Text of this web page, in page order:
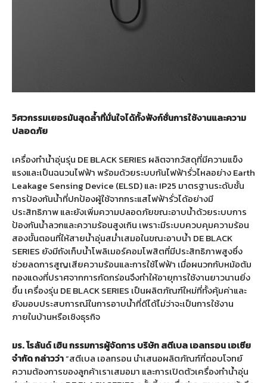
วิศวกรรมเยอรมันสุดล้ำที่มั่นใจได้ทั้งฟังก์ชั่นการใช้งานและความ
ปลอดภัย
เครื่องทำน้ำอุ่นรุ่น DE BLACK SERIES ผลิตจากวัสดุที่มีความแข็ง
แรงและเป็นฉนวนไฟฟ้า พร้อมด้วยระบบกันไฟฟ้ารั่วไหลอย่าง Earth
Leakage Sensing Device (ELSD) และ IP25 มาตรฐานระดับชั้น
การป้องกันน้ำที่ปกป้องผู้ใช้จากกระแสไฟฟ้ารั่วได้อย่างมี
ประสิทธิภาพ และยังเพิ่มความปลอดภัยขณะอาบน้ำด้วยระบบการ
ป้องกันน้ำลวกและความร้อนสูงเกิน เพราะมีระบบควบคุมความร้อน
สองขั้นตอนที่ให้สายน้ำอุ่นสม่ำเสมอในขณะอาบน้ำ DE BLACK
SERIES ยังมีถังเก็บน้ำโพลิเมอร์คอมโพสิตที่มีประสิทธิภาพสูงซึ่ง
ช่วยลดการสูญเสียความร้อนและการใช้ไฟฟ้า เมื่อผนวกกับหม้อต้ม
ทองแดงที่ปราศจากการกัดกร่อนจึงทําให้อายุการใช้งานยาวนานยิ่ง
ขึ้น เครื่องรุ่น DE BLACK SERIES เป็นผลิตภัณฑ์ใหม่ที่ทั้งคุ้มค่าและ
ยังมอบประสบการณ์ในการอาบน้ำที่ดีได้ไม่ว่าจะเป็นการใช้งาน
ภายในบ้านหรือเชิงธุรกิจ
มร. โรลันด์ เฮิน กรรมการผู้จัดการ บริษัท สตีเบล เอลทรอน เอเซีย
จำกัด กล่าวว่า“สตีเบล เอลทรอน นำเสนอผลิตภัณฑ์ที่ตอบโจทย์
ความต้องการของลูกค้าเราเสมอมา และการเปิดตัวเครื่องทำน้ำอุ่น